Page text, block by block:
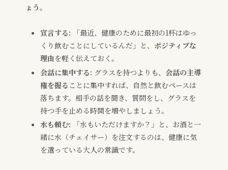
ょう。
宣言する: 「最近、健康のために最初の1杯はゆっ
くり飲むことにしているんだ」と、 ポジティブな
理由を軽く伝えておく。
会話に集中する: グラスを持つよりも、 会話の主導
権を握る ことに集中すれば、自然と飲むペースは
落ちます。相手の話を聞き、質問をし、グラスを
持つ手を止める時間を増やしましょう。
水も頼む: 「水もいただけますか？」と、お酒と一
緒に水（チェイサー）を注文するのは、健康に気
を遣っている大人の常識です。